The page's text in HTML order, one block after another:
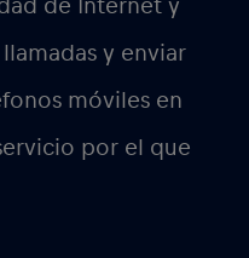
de Internet y
y enviar
móviles en
por el que